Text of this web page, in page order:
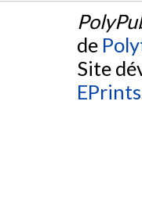
de
Site
EPrints